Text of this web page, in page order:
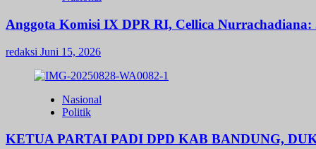
Anggota Komisi IX DPR RI, Cellica
redaksi Juni 15, 2026
Nasional
Politik
KETUA PARTAI PADI DPD KAB BANDUNG,